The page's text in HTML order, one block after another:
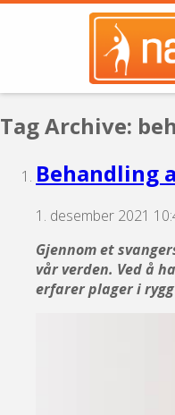
Tag Archive:
Behandling
1. desember 2021
Gjennom et
vår verden. Ved å
erfarer plager i